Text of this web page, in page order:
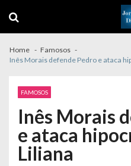
navigation
content
Home
Famosos
Inês Morais defende Pedro e ataca
FAMOSOS
Inês Morais
e ataca
Liliana